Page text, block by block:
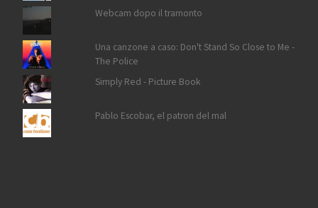
Webcam dopo il tramonto
Una canzone a caso: Don't Stand So Close to Me -
The Police
Simply Red - Picture Book
Pablo Escobar, el patron del mal